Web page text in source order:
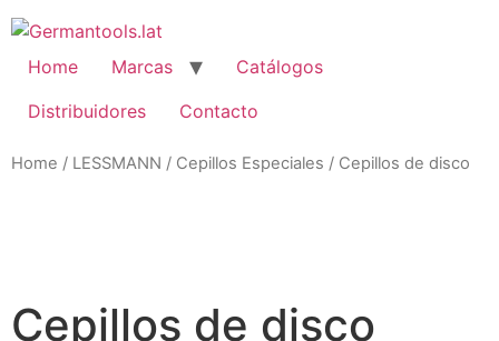
Skip
to
content
Home Marcas
Catálogos
Distribuidores
Contacto
Home / LESSMANN / Cepillos Especiales / Cepillos de disco
Cepillos de disco